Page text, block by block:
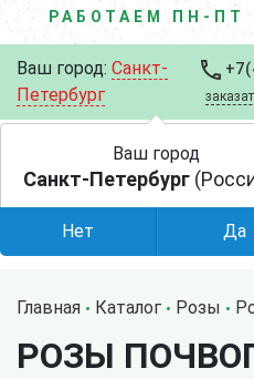
РАБОТАЕМ ПН-ПТ
Ваш город: Санкт-
Петербург
Главная Каталог Розы
РОЗЫ
Ваш город
Санкт-Петербург
Нет Да